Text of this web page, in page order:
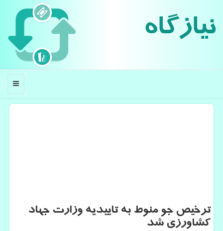
نیازگاه
منو
ترخیص جو منوط به تاییدیه وزارت جهاد
كشاورزی شد